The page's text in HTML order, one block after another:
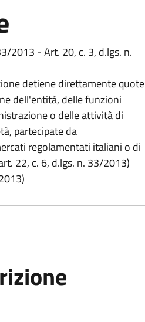
2013 - Art. 20, c. 3, d.lgs. n.
detiene direttamente quote
dell'entità, delle funzioni
o delle attività di
partecipate da
regolamentati italiani o di
22, c. 6, d.lgs. n. 33/2013)